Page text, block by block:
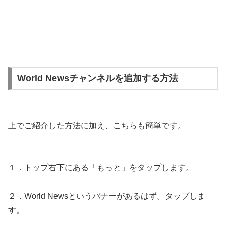
World Newsチャンネルを追加する方法
上でご紹介した方法に加え、こちらも簡単です。
１．トップ右下にある「もっと」をタップします。
２．World Newsというバナーがあるはず。タップしま
す。